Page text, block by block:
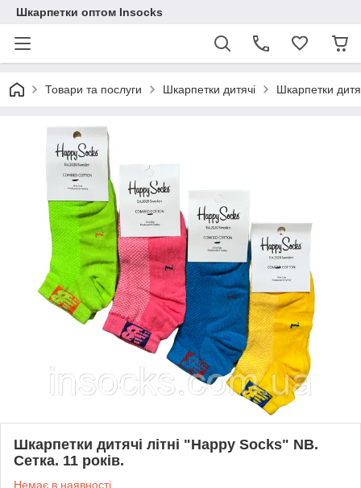
Шкарпетки оптом Insocks
Товари та послуги Шкарпетки дитячі Шкарпетки
Шкарпетки дитячі літні "Happy Socks" NB.
Сетка. 11 років.
Немає в наявності